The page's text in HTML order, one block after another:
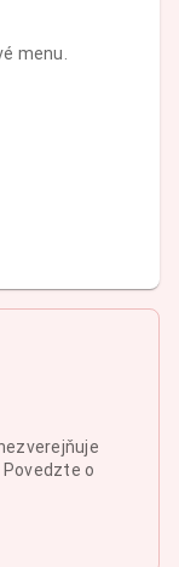
menu.
o